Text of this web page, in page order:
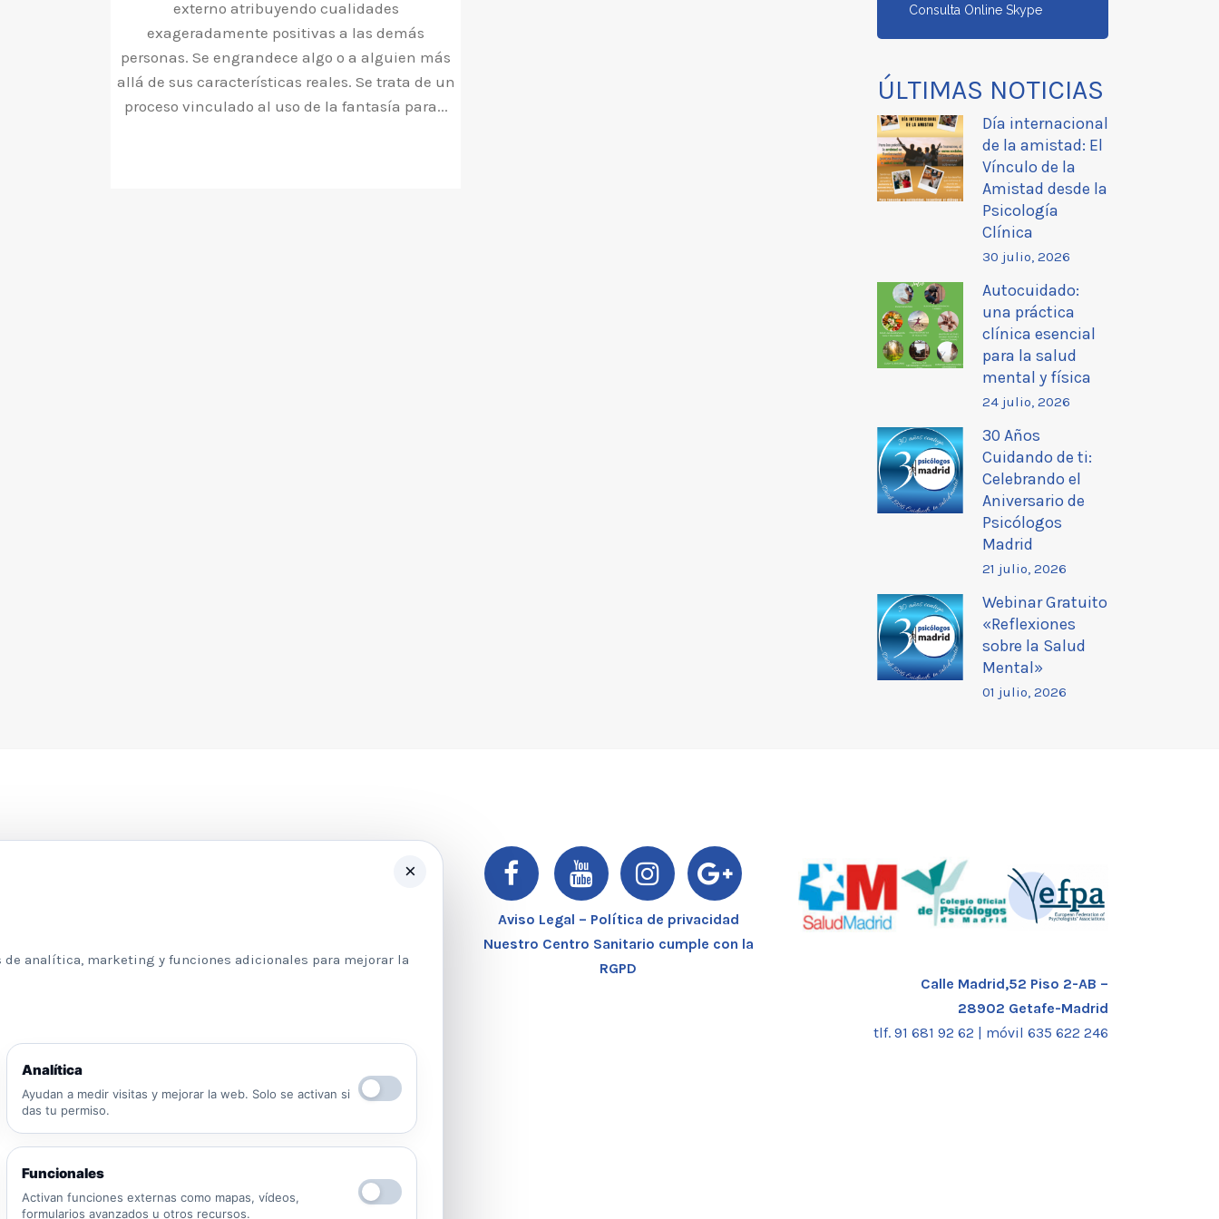
externo atribuyendo cualidades
exageradamente positivas a las demás
personas. Se engrandece algo o a alguien más
allá de sus características reales. Se trata de un
proceso vinculado al uso de la fantasía para...
Consulta Online Skype
ÚLTIMAS NOTICIAS
Día internacional
de la amistad: El
Vínculo de la
Amistad desde la
Psicología
Clínica
30 julio, 2026
Autocuidado:
una práctica
clínica esencial
para la salud
mental y física
24 julio, 2026
30 Años
Cuidando de ti:
Celebrando el
Aniversario de
Psicólogos
Madrid
21 julio, 2026
Webinar Gratuito
«Reflexiones
sobre la Salud
Mental»
01 julio, 2026
Responsable: Psicologos Madrid. Finalidad:
atender tu solicitud y responder a tu mensaje.
obligación legal o proveedores necesarios para
prestar el servicio. Derechos: puedes solicitar
acceso, rectificación, supresión, oposición,
Aviso Legal – Política de privacidad
Nuestro Centro Sanitario cumple con la
RGPD
Calle Madrid,52 Piso 2-AB –
28902 Getafe-Madrid
tlf. 91 681 92 62 | móvil 635 622 246
×
analítica, marketing y funciones adicionales para mejorar la
Analítica
Ayudan a medir visitas y mejorar la web. Solo se activan si
das tu permiso.
Funcionales
Activan funciones externas como mapas, vídeos,
formularios avanzados u otros recursos.